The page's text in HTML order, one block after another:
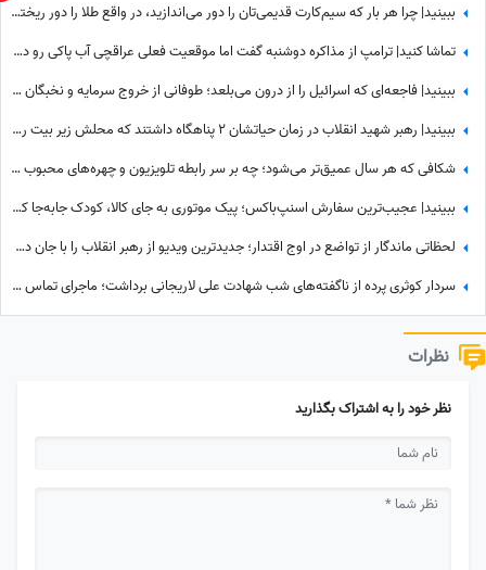
ببینید| چرا هر بار که سیم‌کارت قدیمی‌تان را دور می‌اندازید، در واقع طلا را دور ریخته‌اید؟
تماشا کنید| ترامپ از مذاکره دوشنبه گفت اما موقعیت فعلی عراقچی آب پاکی رو دست کاخ‌سفیدنشینان ریخت؛ وزیر امورخارجه کجاست؟
ببینید| فاجعه‌ای که اسرائیل را از درون می‌بلعد؛ طوفانی از خروج سرمایه و نخبگان که نتانیاهو را به خاک سیاه نشاند!
ببینید| رهبر شهید انقلاب در زمان حیاتشان 2 پناهگاه داشتند که محلش زیر بیت رهبری نبود، یکی از آنها در ...
شکافی که هر سال عمیق‌تر می‌شود؛ چه بر سر رابطه تلویزیون و چهره‌های محبوب آمد؟
ببینید| عجیب‌ترین سفارش اسنپ‌باکس؛ پیک موتوری به جای کالا، کودک جابه‌جا کرد!
لحظاتی ماندگار از تواضع در اوج اقتدار؛ جدیدترین ویدیو از رهبر انقلاب را با جان دل ببینید
سردار کوثری پرده از ناگفته‌های شب شهادت علی لاریجانی برداشت؛ ماجرای تماس آخر پسر شهید لاریجانی چه بود؟
نظرات
نظر خود را به اشتراک بگذارید